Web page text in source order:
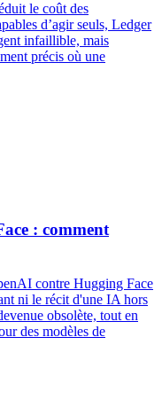
le coût des
d’agir seuls, Ledger
infaillible, mais
précis où une
: comment
contre Hugging Face
ni le récit d'une IA hors
obsolète, tout en
des modèles de